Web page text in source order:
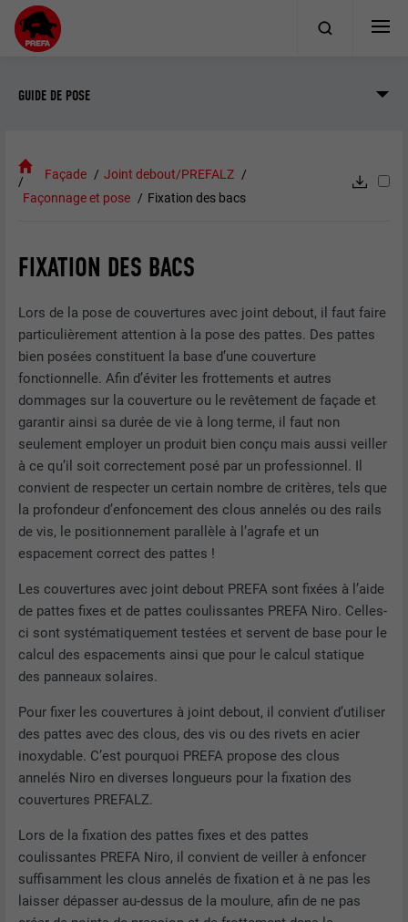
GUIDE DE POSE
Façade
Joint debout/PREFALZ
Façonnage et pose
Fixation des bacs
FIXATION DES BACS
Lors de la pose de couvertures avec joint debout, il faut faire
particulièrement attention à la pose des pattes. Des pattes
bien posées constituent la base d’une couverture
fonctionnelle. Afin d’éviter les frottements et autres
dommages sur la couverture ou le revêtement de façade et
garantir ainsi sa durée de vie à long terme, il faut non
seulement employer un produit bien conçu mais aussi veiller
à ce qu’il soit correctement posé par un professionnel. Il
convient de respecter un certain nombre de critères, tels que
la profondeur d’enfoncement des clous annelés ou des rails
de vis, le positionnement parallèle à l’agrafe et un
espacement correct des pattes !
Les couvertures avec joint debout PREFA sont fixées à l’aide
de pattes fixes et de pattes coulissantes PREFA Niro. Celles-
ci sont systématiquement testées et servent de base pour le
calcul des espacements ainsi que pour le calcul statique
des panneaux solaires.
Pour fixer les couvertures à joint debout, il convient d’utiliser
des pattes avec des clous, des vis ou des rivets en acier
inoxydable. C’est pourquoi PREFA propose des clous
annelés Niro en diverses longueurs pour la fixation des
couvertures PREFALZ.
Lors de la fixation des pattes fixes et des pattes
coulissantes PREFA Niro, il convient de veiller à enfoncer
suffisamment les clous annelés de fixation et à ne pas les
laisser dépasser au-dessus de la moulure, afin de ne pas